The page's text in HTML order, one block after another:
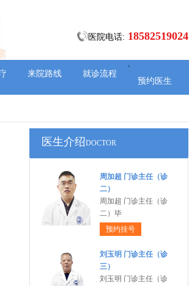
医院电话: 18582519024
、
来院路线
就诊流程
预约医生
医生介绍DOCTOR
周加超 门诊主任（诊
二）
周加超 门诊主任（诊
二）毕
预约挂号
刘玉明 门诊主任（诊
三）
刘玉明 门诊主任（诊